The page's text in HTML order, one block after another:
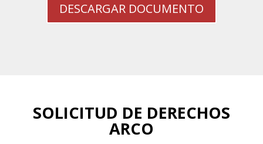
DESCARGAR DOCUMENTO
SOLICITUD DE DERECHOS
ARCO